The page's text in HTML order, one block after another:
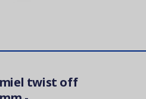
miel twist off